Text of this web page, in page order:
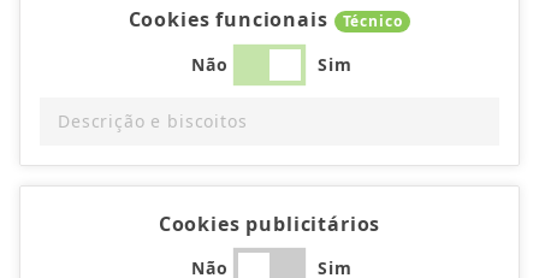
Cookies funcionais Técnico
Não Sim
Descrição e biscoitos
Cookies publicitários
Não Sim